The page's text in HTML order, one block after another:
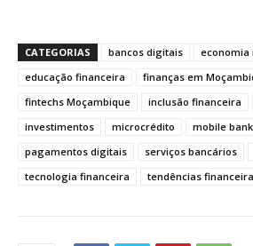
CATEGORIAS bancos digitais
economia
educação financeira
finanças em
fintechs Moçambique
inclusão financeira
investimentos
microcrédito
mobile
pagamentos digitais
serviços bancários
tecnologia financeira
tendências